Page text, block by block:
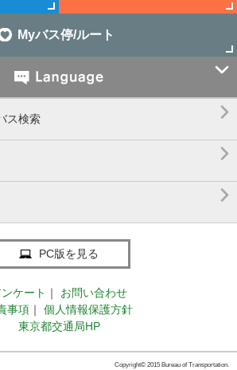
Myバス停/ルート

ス検索 


PC版を見る
ケート ｜
お問い合わせ
事項 ｜
個人情報保護方針
東京都交通局HP
Copyright© 2015 Bureau of Transportation.